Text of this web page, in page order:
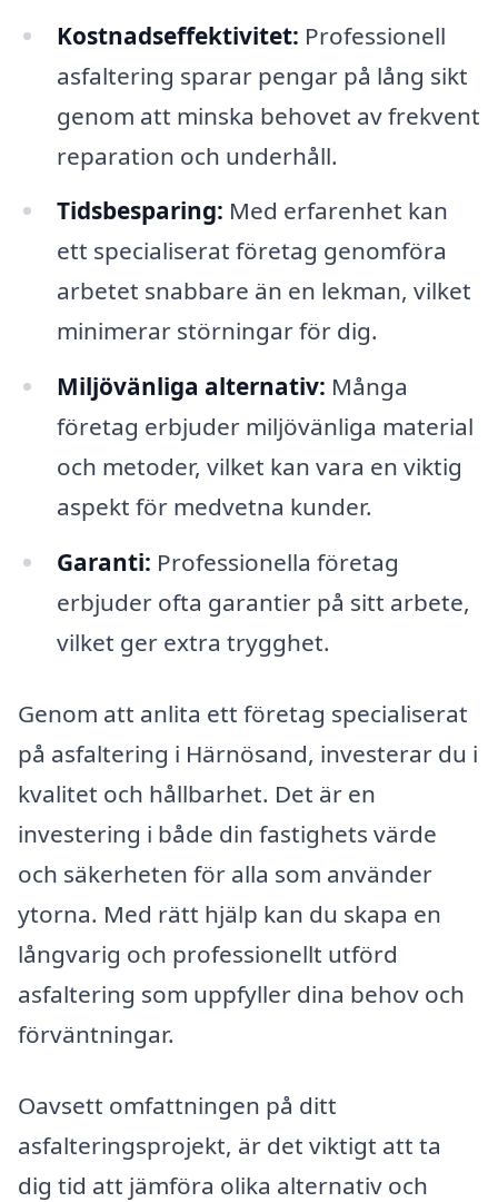
Kostnadseffektivitet: Professionell
asfaltering sparar pengar på lång sikt
genom att minska behovet av frekvent
reparation och underhåll.
Tidsbesparing: Med erfarenhet kan
ett specialiserat företag genomföra
arbetet snabbare än en lekman, vilket
minimerar störningar för dig.
Miljövänliga alternativ: Många
företag erbjuder miljövänliga material
och metoder, vilket kan vara en viktig
aspekt för medvetna kunder.
Garanti: Professionella företag
erbjuder ofta garantier på sitt arbete,
vilket ger extra trygghet.
Genom att anlita ett företag specialiserat
på asfaltering i Härnösand, investerar du i
kvalitet och hållbarhet. Det är en
investering i både din fastighets värde
och säkerheten för alla som använder
ytorna. Med rätt hjälp kan du skapa en
långvarig och professionellt utförd
asfaltering som uppfyller dina behov och
förväntningar.
Oavsett omfattningen på ditt
asfalteringsprojekt, är det viktigt att ta
dig tid att jämföra olika alternativ och